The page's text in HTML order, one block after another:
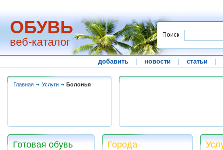
ОБУВЬ
веб-каталог
Поиск
добавить новости статьи
Главная Услуги Болонья
Готовая обувь
Города